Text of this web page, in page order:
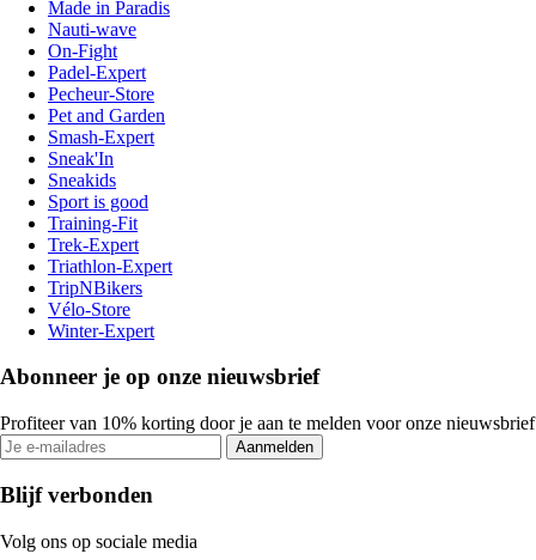
Made in Paradis
Nauti-wave
On-Fight
Padel-Expert
Pecheur-Store
Pet and Garden
Smash-Expert
Sneak'In
Sneakids
Sport is good
Training-Fit
Trek-Expert
Triathlon-Expert
TripNBikers
Vélo-Store
Winter-Expert
Abonneer je op onze nieuwsbrief
Profiteer van 10% korting door je aan te melden voor onze nieuwsbrief
Aanmelden
Blijf verbonden
Volg ons op sociale media